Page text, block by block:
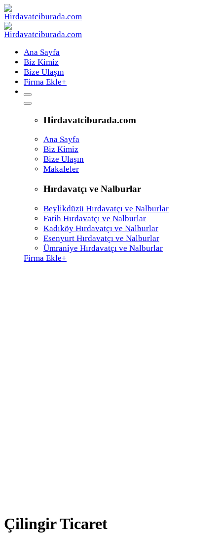
Ana Sayfa
Biz Kimiz
Bize Ulaşın
Firma Ekle+
Hirdavatciburada.com
Ana Sayfa
Biz Kimiz
Bize Ulaşın
Makaleler
Hırdavatçı ve Nalburlar
Beylikdüzü Hırdavatçı ve Nalburlar
Fatih Hırdavatçı ve Nalburlar
Kadıköy Hırdavatçı ve Nalburlar
Esenyurt Hırdavatçı ve Nalburlar
Ümraniye Hırdavatçı ve Nalburlar
Firma Ekle+
Çilingir Ticaret